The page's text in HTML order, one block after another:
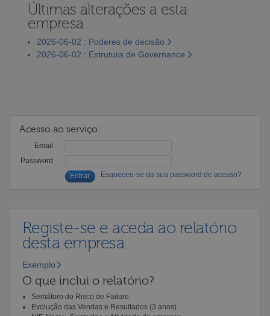
Últimas alterações a esta
empresa
2026-06-02 : Poderes de decisão
2026-06-02 : Estrutura de Governance
Acesso ao serviço:
Email
Password
Esqueceu-se da sua password de acesso?
Registe-se e aceda ao relatório
desta empresa
Exemplo
O que inclui o relatório?
Semáforo do Risco de Failure
Evolução das Vendas e Resultados (3 anos)